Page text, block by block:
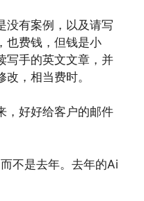
没有案例，以及请写
也费钱，但钱是小
手的英文文章，并
，相当费时。
，好好给客户的邮件
不是去年。去年的Ai